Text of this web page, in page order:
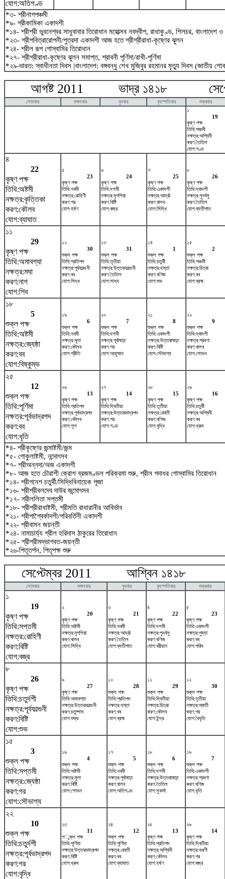
যোগ:অতিগণ্ড
*৩- শ্রীনাগপঞ্চমী
*৯- শ্রীকামিকা একাদশী
*১৪- শ্রীশ্রী ভুবনেশ্বর সাধুবাবার তিরোধান মহোত্সব নবদ্বীপ, রাধাকুণ্ড, শিলচর, বাংলাদেশ
*২৩- শ্রীপবিত্রারোপনী/পুত্রদা একাদশী আজ হতে শ্রীশ্রীরাধা-কৃষ্ণের ঝুলন
*২৪- শ্রীল রূপ গোস্বামির তিরোধান
*২৭- শ্রীশ্রীরাধা-কৃষ্ণের ঝুলন সমাপ্ত, শ্রাবনী পূর্ণিমা/রাখী-পূর্ণিমা
*২৯-ভারত: স্বাধীনতা দিবস |বাংলাদেশ: বঙ্গবন্ধু শেখ মুজিবুর রহমানর মৃত্যু দিবস (জাতীয়
আগষ্ট 2011 ভাদ্র ১৪১৮
সোমবার মঙ্গলবার বুধবার বৃহস্পতিবার
শুক্রবার
১
19
কৃষ্ণ পক্ষ
তিথি:পঞ্চমী
নক্ষত্র:অশ্বিনী
করণ:তৈতিল
যোগ:গণ্ড
৪
22
কৃষ্ণ পক্ষ
তিথি:অষ্টমী
নক্ষত্র:কৃত্তিকা
করণ:কৌলব
যোগ:ব্যাঘাত
৫
23
কৃষ্ণ পক্ষ
তিথি:নবমী
নক্ষত্র:রোহিণী
করণ:গর
যোগ:হর্ষণ
৬
24
কৃষ্ণ পক্ষ
তিথি:দশমী
নক্ষত্র:মৃগশিরা
করণ:বিষ্টি
যোগ:বজ্র
৭
25
কৃষ্ণ পক্ষ
তিথি:একাদশী
নক্ষত্র:আর্দ্রা
করণ:বালব
যোগ:সিদ্ধি
৮
26
কৃষ্ণ পক্ষ
তিথি:দ্বাদশী
নক্ষত্র:পুনর্বসু
করণ:তৈতিল
যোগ:ব্যতীপাত
১১
29
কৃষ্ণ পক্ষ
তিথি:অমাবশ্যা
নক্ষত্র:মঘা
করণ:নাগ
যোগ:শিব
১২
30
শুক্ল পক্ষ
তিথি:প্রতিপদ
নক্ষত্র:পূর্বফাল্গুনী
করণ:বব
যোগ:সিদ্ধ
১৩
31
শুক্ল পক্ষ
তিথি:তৃতীয়া
নক্ষত্র:উত্তরফাল্গুনী
করণ:তৈতিল
যোগ:সাধ্য
১৪
1
শুক্ল পক্ষ
তিথি:চতুর্থী
নক্ষত্র:হস্তা
করণ:বণিজ
যোগ:শুভ
১৫
2
শুক্ল পক্ষ
তিথি:পঞ্চমী
নক্ষত্র:চিত্রা
করণ:বব
যোগ:ব্রহ্ম
১৮
5
শুক্ল পক্ষ
তিথি:অষ্টমী
নক্ষত্র:জ্যেষ্ঠা
করণ:বব
যোগ:বিষ্কুম্ভ
১৯
6
শুক্ল পক্ষ
তিথি:নবমী
নক্ষত্র:মূলা
করণ:কৌলব
যোগ:প্রীতি
২০
7
শুক্ল পক্ষ
তিথি:দশমী
নক্ষত্র:পূর্বাষাঢ়া
করণ:গর
যোগ:আয়ুষ্মান
২১
8
শুক্ল পক্ষ
তিথি:একাদশী
নক্ষত্র:উত্তরাষাঢ়া
করণ:বিষ্টি
যোগ:সৌভাগ্য
২২
9
শুক্ল পক্ষ
তিথি:দ্বাদশী
নক্ষত্র:শ্রবণা
করণ:বালব
যোগ:শোভন
২৫
12
শুক্ল পক্ষ
তিথি:পূর্ণিমা
নক্ষত্র:পূর্বভাদ্রপদ
করণ:বব
যোগ:ধৃতি
২৬
13
কৃষ্ণ পক্ষ
তিথি:প্রতিপদ
নক্ষত্র:পূর্বভাদ্রপদ
করণ:কৌলব
যোগ:শূল
২৭
14
কৃষ্ণ পক্ষ
তিথি:দ্বিতীয়া
নক্ষত্র:উত্তরভাদ্রপদ
করণ:গর
যোগ:গণ্ড
২৮
15
কৃষ্ণ পক্ষ
তিথি:তৃতীয়া
নক্ষত্র:রেবতী
করণ:বণিজ
যোগ:বৃদ্ধি
২৯
16
কৃষ্ণ পক্ষ
তিথি:চতুর্থী
নক্ষত্র:অশ্বিনী
করণ:বব
যোগ:ধ্রুব
*৪- শ্রীকৃষ্ণের জন্মাষ্টমী/জন্ম
*৫- গোকুলাষ্টমী, নন্দোৎসব
*৭- শ্রীঅন্নদা/অজ একাদশী
*৮- আজ হতে চৌরাশী ক্রোশ ব্রজমণ্ডল পরিক্রমা শুরু, শ্রীল গদাধর গোস্বামির তিরোধান
*১৪- শ্রীগনেশ চতুর্থী/সিদ্ধিবিনায়েক পূজা
*১৬- শ্রীশ্রীবলদেব দাউর জন্মোৎসব
*১৭- শ্রীললিতা সপ্তমী
*১৮- শ্রীশ্রীরাধাষ্টমী, শ্রীমতি রাধারানীর আবির্ভাব
*২১- শ্রীপাশ্বৈর্কাদশী/পরিবর্তিনী একাদশী
*২২- শ্রীবামন জয়ন্তী
*২৪- নামাচার্য্য শ্রীল হরিদাস ঠাকুরের তিরোধান
*২৫- শ্রীশ্রীমদ্ভাগবত-জয়ন্তী
*২৬-পিতৃতর্পন, পিতৃপক্ষ শুরু
সেপ্টেম্বর 2011 আশ্বিন ১৪১৮
সোমবার মঙ্গলবার বুধবার বৃহস্পতিবার শুক্রবার
১
19
কৃষ্ণ পক্ষ
তিথি:সপ্তমী
নক্ষত্র:রোহিণী
করণ:বিষ্টি
যোগ:বজ্র
২
20
কৃষ্ণ পক্ষ
তিথি:অষ্টমী
নক্ষত্র:মৃগশিরা
করণ:বালব
যোগ:সিদ্ধি
৩
21
কৃষ্ণ পক্ষ
তিথি:নবমী
নক্ষত্র:আর্দ্রা
করণ:তৈতিল
যোগ:ব্যতীপাত
৪
22
কৃষ্ণ পক্ষ
তিথি:দশমী
নক্ষত্র:পুনর্বসু
করণ:বণিজ
যোগ:বরীয়ান
৫
23
কৃষ্ণ পক্ষ
তিথি:একাদশী
নক্ষত্র:পুষ্যা
করণ:বব
যোগ:পরিঘ
৮
26
কৃষ্ণ পক্ষ
তিথি:চতুর্দশী
নক্ষত্র:পূর্বফাল্গুনী
করণ:বিষ্টি
যোগ:শুভ
৯
27
কৃষ্ণ পক্ষ
তিথি:অমাবশ্যা
নক্ষত্র:উত্তরফাল্গুনী
করণ:চতুষ্পাদ
যোগ:শুক্র
১০
28
শুক্ল পক্ষ
তিথি:প্রতিপদ
নক্ষত্র:হস্তা
করণ:বব
যোগ:ব্রহ্ম
১১
29
শুক্ল পক্ষ
তিথি:দ্বিতীয়া
নক্ষত্র:চিত্রা
করণ:কৌলব
যোগ:ইন্দ্র
১২
30
শুক্ল পক্ষ
তিথি:তৃতীয়া
নক্ষত্র:স্বাতী
করণ:গর
যোগ:বৈধৃতি
১৫
3
শুক্ল পক্ষ
তিথি:সপ্তমী
নক্ষত্র:জ্যেষ্ঠা
করণ:গর
যোগ:সৌভাগ্য
১৬
4
শুক্ল পক্ষ
তিথি:অষ্টমী
নক্ষত্র:মূলা
করণ:বিষ্টি
যোগ:শোভন
১৭
5
শুক্ল পক্ষ
তিথি:নবমী
নক্ষত্র:পূর্বাষাঢ়া
করণ:বালব
যোগ:অতিগণ্ড
১৮
6
শুক্ল পক্ষ
তিথি:দশমী
নক্ষত্র:উত্তরাষাঢ়া
করণ:তৈতিল
যোগ:সুকর্মা
১৯
7
শুক্ল পক্ষ
তিথি:একাদশী
নক্ষত্র:শ্রবণা
করণ:বণিজ
যোগ:ধৃতি
২২
10
শুক্ল পক্ষ
তিথি:চতুর্দশী
নক্ষত্র:পূর্বভাদ্রপদ
করণ:গর
যোগ:বৃদ্ধি
২৩
11
শুক্ল পক্ষ
তিথি:পূর্ণিমা
নক্ষত্র:উত্তরভাদ্রপদ
করণ:বিষ্টি
যোগ:ধ্রুব
২৪
12
শুক্ল পক্ষ
তিথি:পূর্ণিমা
নক্ষত্র:রেবতী
করণ:বব
যোগ:ব্যাঘাত
২৫
13
কৃষ্ণ পক্ষ
তিথি:প্রতিপদ
নক্ষত্র:অশ্বিনী
করণ:কৌলব
যোগ:হর্ষণ
২৬
14
কৃষ্ণ পক্ষ
তিথি:দ্বিতীয়া
নক্ষত্র:ভরণী
করণ:গর
যোগ:বজ্র